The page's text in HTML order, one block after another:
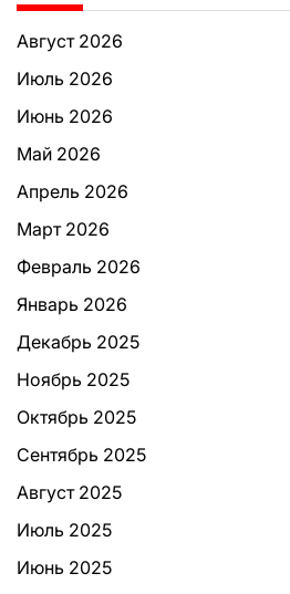
Август 2026
Июль 2026
Июнь 2026
Май 2026
Апрель 2026
Март 2026
Февраль 2026
Январь 2026
Декабрь 2025
Ноябрь 2025
Октябрь 2025
Сентябрь 2025
Август 2025
Июль 2025
Июнь 2025